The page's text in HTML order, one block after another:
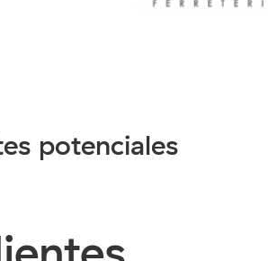
potenciales